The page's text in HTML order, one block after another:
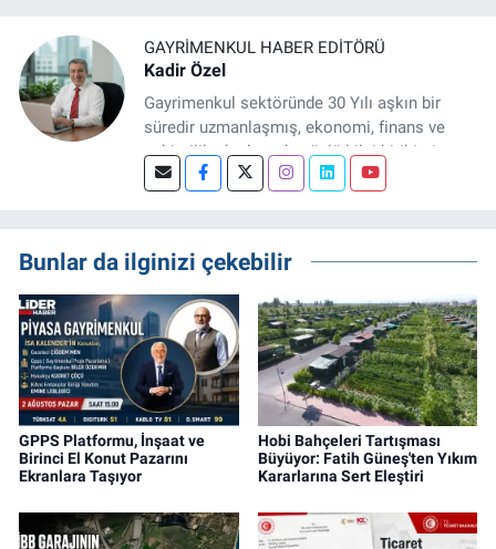
GAYRIMENKUL HABER EDITÖRÜ
Kadir Özel
Gayrimenkul sektöründe 30 Yılı aşkın bir
süredir uzmanlaşmış, ekonomi, finans ve
şehircilik alanlarında güçlü bilgi birikimine
sahip, dijital medya odaklı deneyimli bir
projeleri üzerine haber, analiz ve özel
dosyalar hazırlama konusunda yetkinim.
Bunlar da ilginizi çekebilir
GPPS Platformu, İnşaat ve
Birinci El Konut Pazarını
Ekranlara Taşıyor
Hobi Bahçeleri Tartışması
Büyüyor: Fatih Güneş'ten Yıkım
Kararlarına Sert Eleştiri